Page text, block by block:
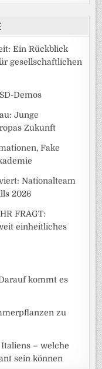
Ein Rückblick
gesellschaftlichen
Demos
Junge
Zukunft
Fake
Nationalteam
2026
FRAGT:
einheitliches
kommt es
zu
– welche
sein können